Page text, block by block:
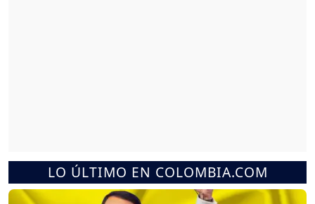
LO ÚLTIMO EN COLOMBIA.COM